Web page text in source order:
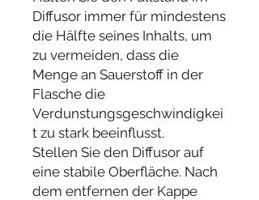
Diffusor immer für mindestens
die Hälfte seines Inhalts, um
zu vermeiden, dass die
Menge an Sauerstoff in der
Flasche die
Verdunstungsgeschwindigkei
t zu stark beeinflusst.
Stellen Sie den Diffusor auf
eine stabile Oberfläche. Nach
dem entfernen der Kappe